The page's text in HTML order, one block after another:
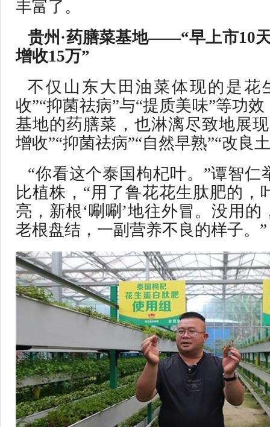
丰富了。
贵州·药膳菜基地——“早上市10
增收15万”
不仅山东大田油菜体现的是花
收”“抑菌祛病”与“提质美味”等功
基地的药膳菜，也淋漓尽致地展
增收”“抑菌祛病”“自然早熟”“改良
“你看这个泰国枸杞叶。”谭智仁
比植株，“用了鲁花花生肽肥的，
亮，新根‘唰唰’地往外冒。没用
老根盘结，一副营养不良的样子。”